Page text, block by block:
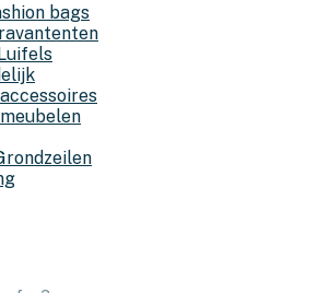
bags